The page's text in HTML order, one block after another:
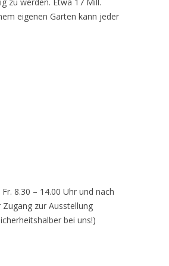
zu werden. Etwa 17 Mill.
eigenen Garten kann jeder
8.30 – 14.00 Uhr und nach
zur Ausstellung
bei uns!)